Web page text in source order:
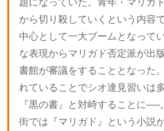
から切り殺していくという内容
中心として一大ブームとなって
な表現からマリガド否定派が出
書館が審議をすることとなった
れていることでシオ達見習いは
『黒の書』と対峙することに──
街では『マリガド』という小説